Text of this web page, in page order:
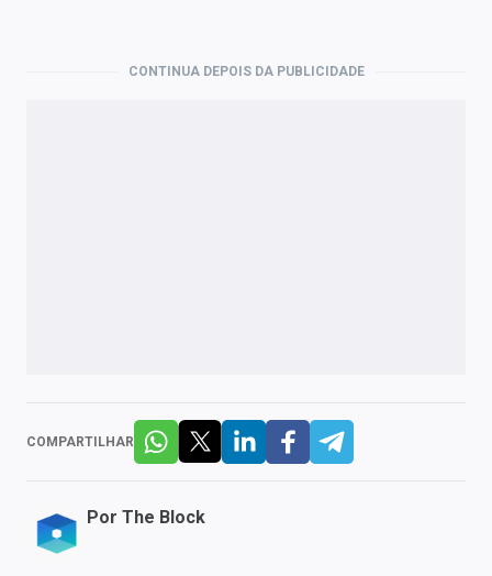
CONTINUA DEPOIS DA PUBLICIDADE
COMPARTILHAR
Por The Block